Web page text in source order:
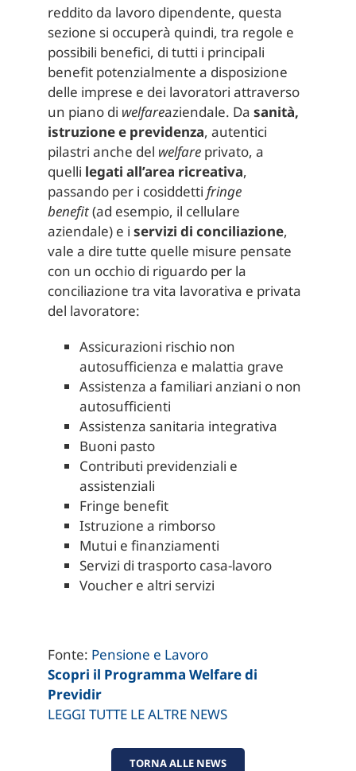
reddito da lavoro dipendente, questa
sezione si occuperà quindi, tra regole e
possibili benefici, di tutti i principali
benefit potenzialmente a disposizione
delle imprese e dei lavoratori attraverso
un piano di welfareaziendale. Da sanità,
istruzione e previdenza, autentici
pilastri anche del welfareprivato, a
quelli legati all’area ricreativa,
passando per i cosiddetti fringe
benefit(ad esempio, il cellulare
aziendale) e i servizi di conciliazione,
vale a dire tutte quelle misure pensate
con un occhio di riguardo per la
conciliazione tra vita lavorativa e privata
del lavoratore:
Assicurazioni rischio non
autosufficienza e malattia grave
Assistenza a familiari anziani o non
autosufficienti
Assistenza sanitaria integrativa
Buoni pasto
Contributi previdenziali e
assistenziali
Fringe benefit
Istruzione a rimborso
Mutui e finanziamenti
Servizi di trasporto casa-lavoro
Voucher e altri servizi
Fonte: Pensione e Lavoro
Scopri il Programma Welfare di
Previdir
LEGGI TUTTE LE ALTRE NEWS
TORNA ALLE NEWS